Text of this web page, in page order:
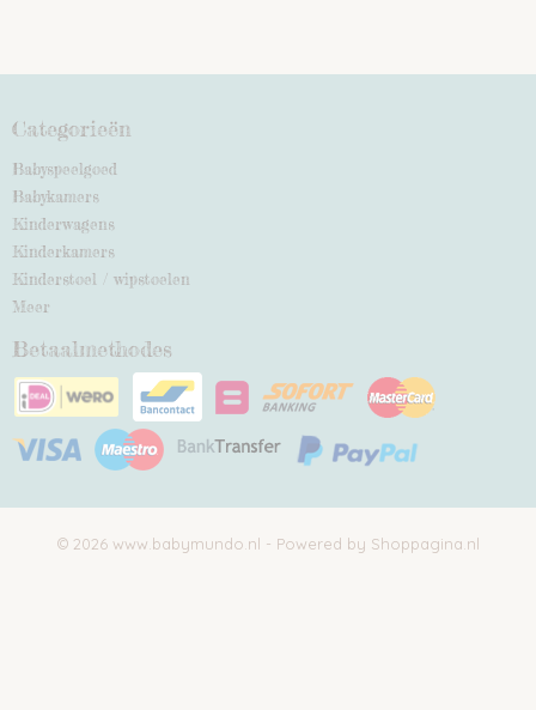
Categorieën
Babyspeelgoed
Babykamers
Kinderwagens
Kinderkamers
Kinderstoel / wipstoelen
Meer
Betaalmethodes
© 2026 www.babymundo.nl - Powered by Shoppagina.nl